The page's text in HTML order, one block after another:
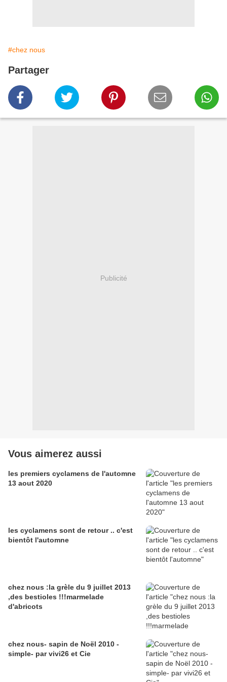
#chez nous
Partager
Publicité
Vous aimerez aussi
les premiers cyclamens de l'automne
13 aout 2020
les cyclamens sont de retour .. c'est
bientôt l'automne
chez nous :la grèle du 9 juillet 2013
,des bestioles !!!marmelade
d'abricots
chez nous- sapin de Noël 2010 -
simple- par vivi26 et Cie